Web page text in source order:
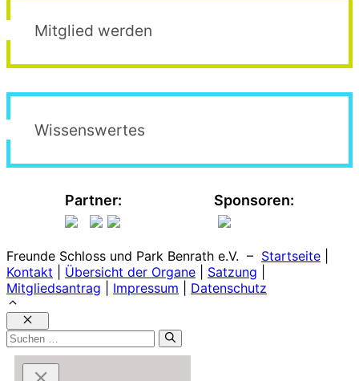
Mitglied werden
Wissenswertes
Partner: Sponsoren:
Freunde Schloss und Park Benrath e.V. – Startseite
Kontakt
Übersicht der Organe Satzung
Mitgliedsantrag
Impressum Datenschutz
Schließen
Suchen
nach: